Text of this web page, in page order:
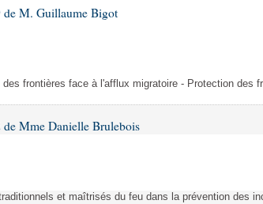
de M. Guillaume Bigot
frontières face à l'afflux migratoire - Protection des
de Mme Danielle Brulebois
et maîtrisés du feu dans la prévention des